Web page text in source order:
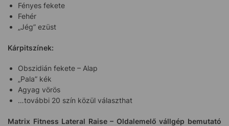
Fényes fekete
Fehér
„Jég” ezüst
Kárpitszínek:
Obszidián fekete – Alap
„Pala” kék
Agyag vörös
…további 20 szín közül választhat
Matrix Fitness Lateral Raise – Oldalemelő vállgép bemutató